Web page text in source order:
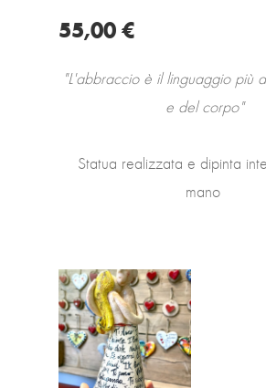
55,00 €
"L'abbraccio è il linguaggio più
e del corpo"
Statua realizzata e dipinta
mano